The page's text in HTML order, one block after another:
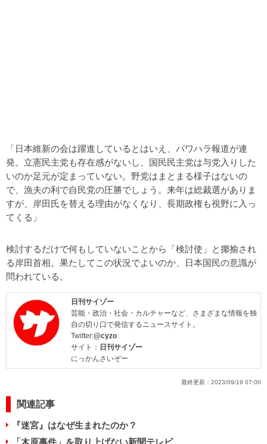
「日本維新の会は躍進しているとはいえ、パワハラ報道が連
発。立憲民主党も存在感がないし、国民民主党は与党入りした
いのか足元が定まっていない。野党はまとまる様子はないの
で、漁夫の利で自民党の圧勝でしょう。来年は総裁選がありま
すが、岸田氏を替える理由がなくなり、長期政権も視野に入っ
てくる」
検討するだけで何もしていないことから「検討使」と揶揄され
る岸田首相。果たしてこの状況でよいのか、日本国民の意識が
問われている。
日刊サイゾー
芸能・政治・社会・カルチャーなど、さまざまな情報を独
自の切り口で発信するニュースサイト。
Twitter:@cyzo
サイト： 日刊サイゾー
にっかんさいぞー
最終更新： 2023/09/19 07:00
関連記事
『迷宮』はなぜ生まれたのか？
「木原事件」を取り上げない新聞テレビ